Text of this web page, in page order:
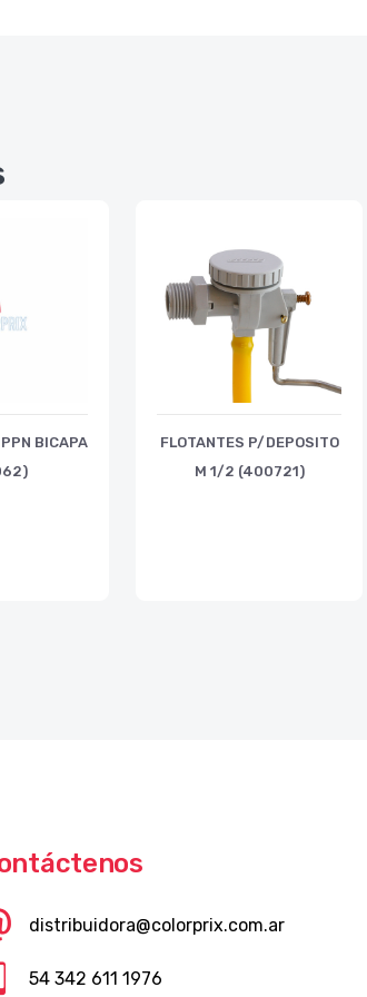
BICAPA
FLOTANTES P/DEPOSITO
M 1/2 (400721)
distribuidora@colorprix.com.ar
54 342 611 1976